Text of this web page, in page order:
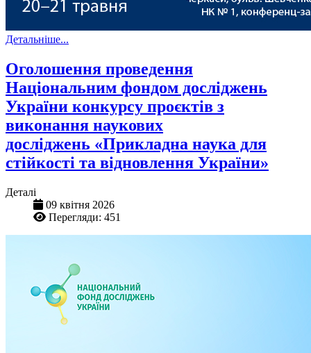
Детальніше...
Оголошення проведення
Національним фондом досліджень
України конкурсу проєктів з
виконання наукових
досліджень «Прикладна наука для
стійкості та відновлення України»
Деталі
09 квітня 2026
Перегляди: 451